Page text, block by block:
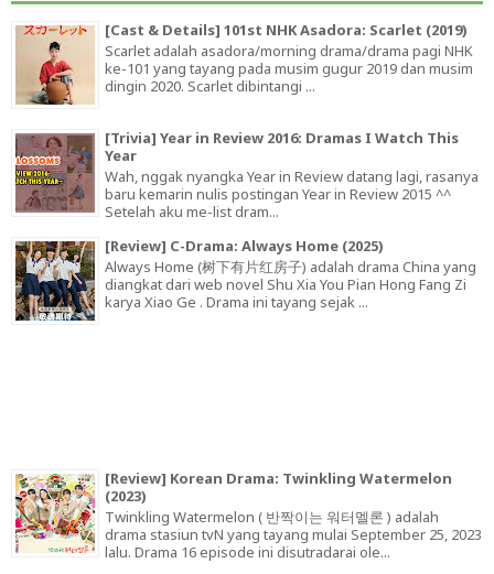
[Cast & Details] 101st NHK Asadora: Scarlet (2019)
Scarlet adalah asadora/morning drama/drama pagi NHK
ke-101 yang tayang pada musim gugur 2019 dan musim
dingin 2020. Scarlet dibintangi ...
[Trivia] Year in Review 2016: Dramas I Watch This
Year
Wah, nggak nyangka Year in Review datang lagi, rasanya
baru kemarin nulis postingan Year in Review 2015 ^^
Setelah aku me-list dram...
[Review] C-Drama: Always Home (2025)
Always Home (树下有片红房子) adalah drama China yang
diangkat dari web novel Shu Xia You Pian Hong Fang Zi
karya Xiao Ge . Drama ini tayang sejak ...
[Review] Korean Drama: Twinkling Watermelon
(2023)
Twinkling Watermelon ( 반짝이는 워터멜론 ) adalah
drama stasiun tvN yang tayang mulai September 25, 2023
lalu. Drama 16 episode ini disutradarai ole...